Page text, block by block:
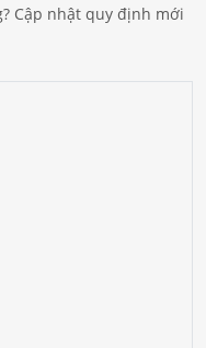
Cập nhật quy định mới